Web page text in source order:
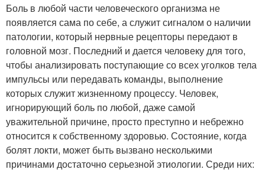
Боль в любой части человеческого организма не
появляется сама по себе, а служит сигналом о наличии
патологии, который нервные рецепторы передают в
головной мозг. Последний и дается человеку для того,
чтобы анализировать поступающие со всех уголков тела
импульсы или передавать команды, выполнение
которых служит жизненному процессу. Человек,
игнорирующий боль по любой, даже самой
уважительной причине, просто преступно и небрежно
относится к собственному здоровью. Состояние, когда
болят локти, может быть вызвано несколькими
причинами достаточно серьезной этиологии. Среди них: